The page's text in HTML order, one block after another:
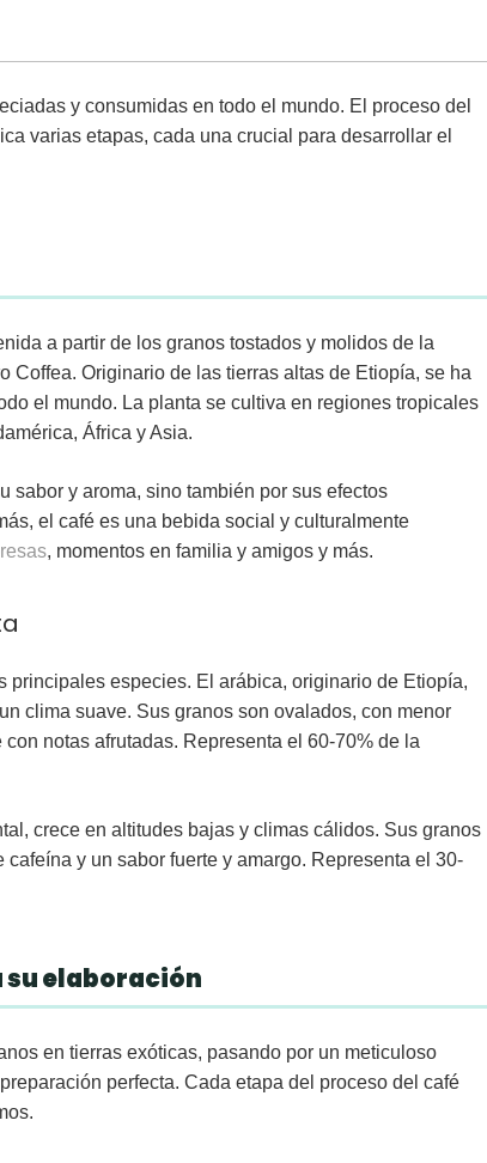
y consumidas en todo el mundo. El proceso del
varias etapas, cada una crucial para desarrollar el
a partir de los granos tostados y molidos de la
Coffea. Originario de las tierras altas de Etiopía, se ha
el mundo. La planta se cultiva en regiones tropicales
África y Asia.
sabor y aroma, sino también por sus efectos
el café es una bebida social y culturalmente
, momentos en familia y amigos y más.
principales especies. El arábica, originario de Etiopía,
clima suave. Sus granos son ovalados, con menor
con notas afrutadas. Representa el 60-70% de la
crece en altitudes bajas y climas cálidos. Sus granos
cafeína y un sabor fuerte y amargo. Representa el 30-
su elaboración
en tierras exóticas, pasando por un meticuloso
perfecta. Cada etapa del proceso del café